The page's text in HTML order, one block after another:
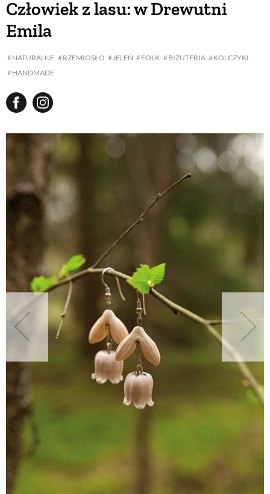
Człowiek z lasu: w Drewutni
Emila
NATURALNE RZEMIOSŁO JELEŃ FOLK BIŻUTERIA
KOLCZYKI
HANDMADE
ROŚLINY OGRODOWE
ZIELEŃ W DOMU
PROJEKTOWANIE OGRODU
NATURALNIE
URODA
NATURALNA APTECZKA